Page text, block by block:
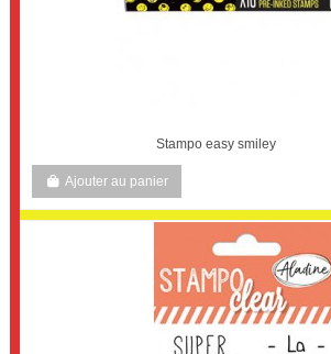
Stampo easy smiley
Ajouter au panier